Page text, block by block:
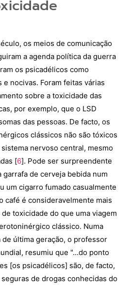
os meios de comunicação
a agenda política da guerra
os psicadélicos como
nocivas. Foram feitas várias
sobre a toxicidade das
por exemplo, que o LSD
das pessoas. De facto, os
clássicos não são tóxicos
nervoso central, mesmo
[6]. Pode ser surpreendente
garrafa de cerveja bebida num
um cigarro fumado casualmente
café é consideravelmente mais
toxicidade do que uma viagem
clássico. Numa
última geração, o professor
resumiu que "...do ponto
[os psicadélicos] são, de facto,
de drogas conhecidas do